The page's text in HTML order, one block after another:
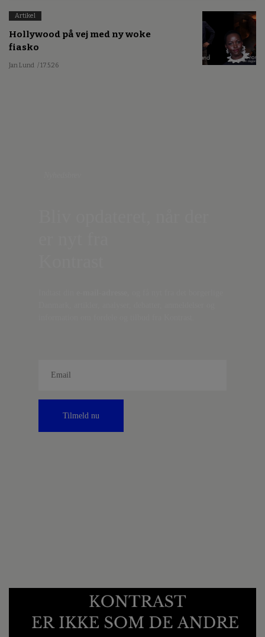
Artikel
Hollywood på vej med ny woke
fiasko
Jan Lund / 17.5.26
Tilmeld nu